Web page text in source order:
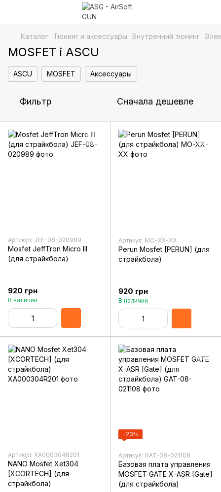
Каталог Тюнинг и аксессуары Внутренний тюнинг
MOSFET i ASCU
ASCU MOSFET Аксессуары
Фильтр Сначала дешевле
Артикул: JEF-08-020989
Mosfet JeffTron Micro III
(для страйкбола)
920 грн
В наличии
Артикул: MO-XX-XX
Perun Mosfet [PERUN] (для
страйкбола)
920 грн
В наличии
Артикул: XA000304R201
NANO Mosfet Xet304
[XCORTECH] (для
страйкбола)
−23%
Артикул: GAT-08-021108
Базовая плата управления
MOSFET GATE X-ASR [Gate]
(для страйкбола)